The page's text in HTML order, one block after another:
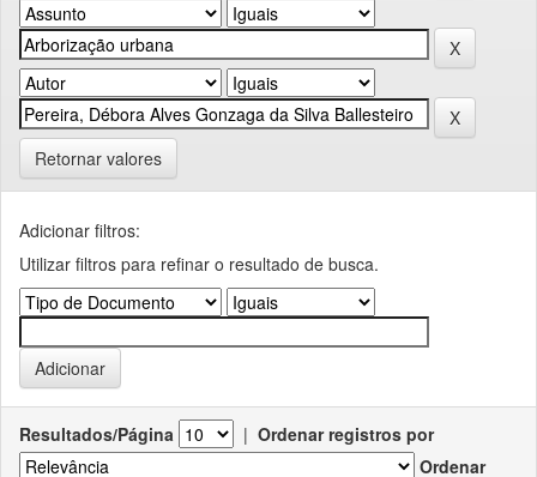
Retornar valores
Adicionar filtros:
Utilizar filtros para refinar o resultado de busca.
Resultados/Página | Ordenar registros por
Ordenar